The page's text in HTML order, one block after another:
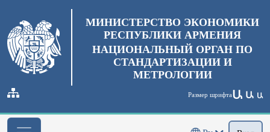
МИНИСТЕРСТВО ЭКОНОМИКИ
РЕСПУБЛИКИ АРМЕНИЯ
НАЦИОНАЛЬНЫЙ ОРГАН ПО
СТАНДАРТИЗАЦИИ И
МЕТРОЛОГИИ
Размер шрифтаԱ Ա Ա